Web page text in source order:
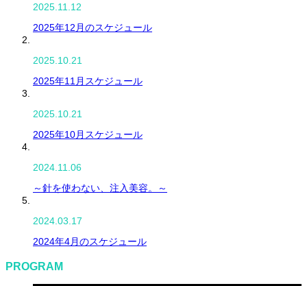
2025.11.12
2025年12月のスケジュール
2025.10.21
2025年11月スケジュール
2025.10.21
2025年10月スケジュール
2024.11.06
～針を使わない、注入美容。～
2024.03.17
2024年4月のスケジュール
PROGRAM